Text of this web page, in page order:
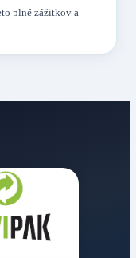
plné zážitkov a